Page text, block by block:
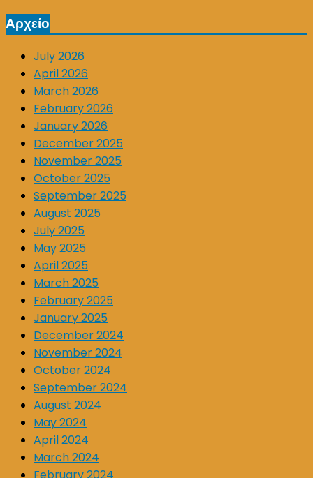
Αρχείο
July 2026
April 2026
March 2026
February 2026
January 2026
December 2025
November 2025
October 2025
September 2025
August 2025
July 2025
May 2025
April 2025
March 2025
February 2025
January 2025
December 2024
November 2024
October 2024
September 2024
August 2024
May 2024
April 2024
March 2024